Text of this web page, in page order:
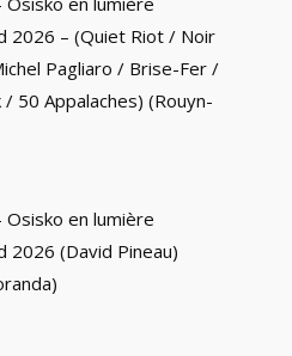
2026 – (Quiet Riot / Noir
Pagliaro / Brise-Fer /
/ 50 Appalaches) (Rouyn-
Osisko en lumière
2026 (David Pineau)